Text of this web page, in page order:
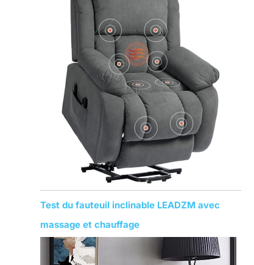
Test du fauteuil inclinable LEADZM avec
massage et chauffage